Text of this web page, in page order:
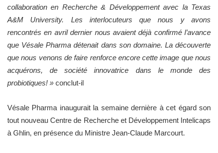
collaboration en Recherche & Développement avec la Texas
A&M University. Les interlocuteurs que nous y avons
rencontrés en avril dernier nous avaient déjà confirmé l’avance
que Vésale Pharma détenait dans son domaine. La découverte
que nous venons de faire renforce encore cette image que nous
acquérons, de société innovatrice dans le monde des
probiotiques! » conclut-il
Vésale Pharma inaugurait la semaine dernière à cet égard son
tout nouveau Centre de Recherche et Développement Intelicaps
à Ghlin, en présence du Ministre Jean-Claude Marcourt.